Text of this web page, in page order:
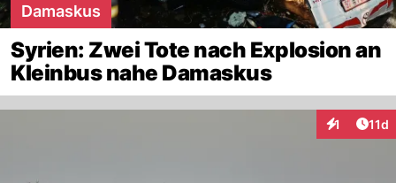
Damaskus
Syrien: Zwei Tote nach Explosion an
Kleinbus nahe Damaskus
1 11d